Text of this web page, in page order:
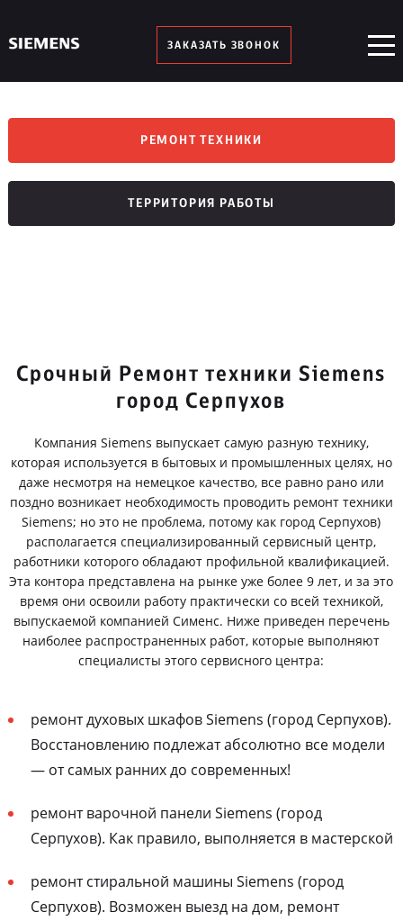
ЗАКАЗАТЬ ЗВОНОК
РЕМОНТ ТЕХНИКИ
ТЕРРИТОРИЯ РАБОТЫ
Срочный Ремонт техники Siemens
город Серпухов
Компания Siemens выпускает самую разную технику,
которая используется в бытовых и промышленных целях, но
даже несмотря на немецкое качество, все равно рано или
поздно возникает необходимость проводить ремонт техники
Siemens; но это не проблема, потому как город Серпухов)
располагается специализированный сервисный центр,
работники которого обладают профильной квалификацией.
Эта контора представлена на рынке уже более 9 лет, и за это
время они освоили работу практически со всей техникой,
выпускаемой компанией Сименс. Ниже приведен перечень
наиболее распространенных работ, которые выполняют
специалисты этого сервисного центра:
ремонт духовых шкафов Siemens (город Серпухов).
Восстановлению подлежат абсолютно все модели
— от самых ранних до современных!
ремонт варочной панели Siemens (город
Серпухов). Как правило, выполняется в мастерской
ремонт стиральной машины Siemens (город
Серпухов). Возможен выезд на дом, ремонт